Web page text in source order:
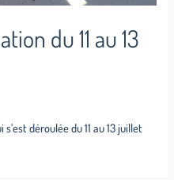
du 11 au 13
déroulée du 11 au 13 juillet